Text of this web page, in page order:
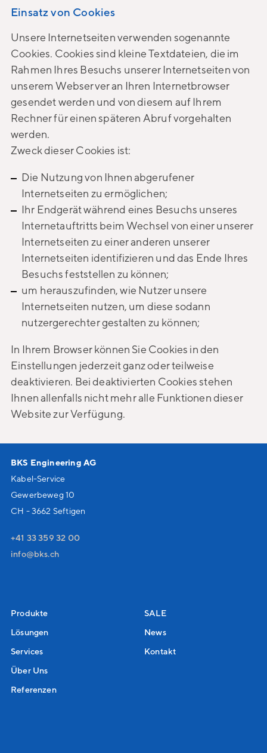
Einsatz von Cookies
Unsere Internetseiten verwenden sogenannte
Cookies. Cookies sind kleine Textdateien, die im
Rahmen Ihres Besuchs unserer Internetseiten von
unserem Webserver an Ihren Internetbrowser
gesendet werden und von diesem auf Ihrem
Rechner für einen späteren Abruf vorgehalten
werden.
Zweck dieser Cookies ist:
Die Nutzung von Ihnen abgerufener
Internetseiten zu ermöglichen;
Ihr Endgerät während eines Besuchs unseres
Internetauftritts beim Wechsel von einer unserer
Internetseiten zu einer anderen unserer
Internetseiten identifizieren und das Ende Ihres
Besuchs feststellen zu können;
um herauszufinden, wie Nutzer unsere
Internetseiten nutzen, um diese sodann
nutzergerechter gestalten zu können;
In Ihrem Browser können Sie Cookies in den
Einstellungen jederzeit ganz oder teilweise
deaktivieren. Bei deaktivierten Cookies stehen
Ihnen allenfalls nicht mehr alle Funktionen dieser
Website zur Verfügung.
BKS Engineering AG
Kabel-Service
Gewerbeweg 10
CH - 3662 Seftigen
+41 33 359 32 00
nf
bks ch
Produkte
Lösungen
Services
Über Uns
Referenzen
SALE
News
Kontakt